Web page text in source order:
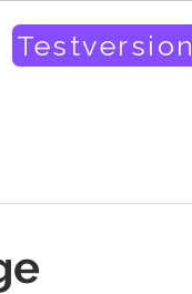
Testversion